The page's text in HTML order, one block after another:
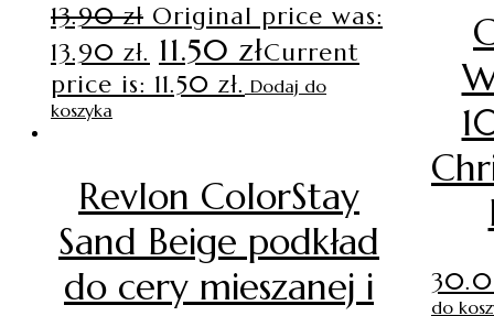
13.90zł Original price was:
13.90 zł. 11.50 złCurrent
price is: 11.50 zł. Dodaj do
koszyka
Revlon ColorStay
Sand Beige podkład
do cery mieszanej i
do